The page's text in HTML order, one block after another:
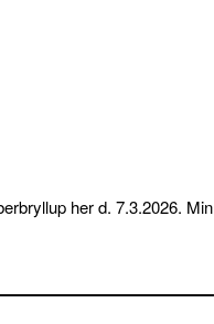
her d. 7.3.2026. Min